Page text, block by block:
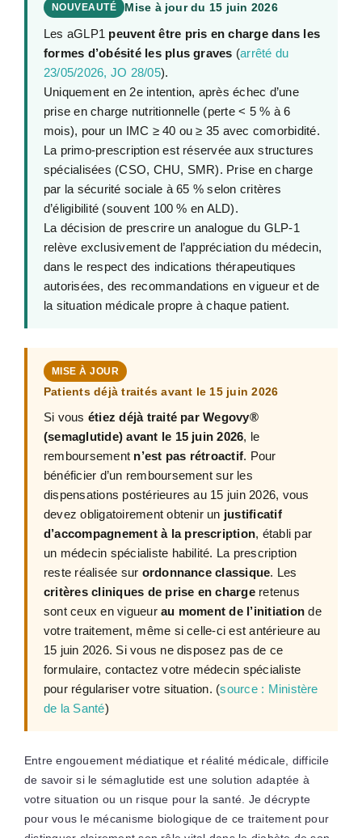
NOUVEAUTÉ Mise à jour du 15 juin 2026
Les aGLP1 peuvent être pris en charge dans les
formes d’obésité les plus graves (arrêté du
23/05/2026, JO 28/05).
Uniquement en 2e intention, après échec d’une
prise en charge nutritionnelle (perte < 5 % à 6
mois), pour un IMC ≥ 40 ou ≥ 35 avec comorbidité.
La primo-prescription est réservée aux structures
spécialisées (CSO, CHU, SMR). Prise en charge
par la sécurité sociale à 65 % selon critères
d’éligibilité (souvent 100 % en ALD).
La décision de prescrire un analogue du GLP-1
relève exclusivement de l’appréciation du médecin,
dans le respect des indications thérapeutiques
autorisées, des recommandations en vigueur et de
la situation médicale propre à chaque patient.
MISE À JOUR
Patients déjà traités avant le 15 juin 2026
Si vous étiez déjà traité par Wegovy®
(semaglutide) avant le 15 juin 2026, le
remboursement n’est pas rétroactif. Pour
bénéficier d’un remboursement sur les
dispensations postérieures au 15 juin 2026, vous
devez obligatoirement obtenir un justificatif
d’accompagnement à la prescription, établi par
un médecin spécialiste habilité. La prescription
reste réalisée sur ordonnance classique. Les
critères cliniques de prise en chargeretenus
sont ceux en vigueurau moment de l’initiation de
votre traitement, même si celle-ci est antérieure au
15 juin 2026. Si vous ne disposez pas de ce
formulaire, contactez votre médecin spécialiste
pour régulariser votre situation. (source : Ministère
de la Santé)
Entre engouement médiatique et réalité médicale, difficile
de savoir si le sémaglutide est une solution adaptée à
votre situation ou un risque pour la santé. Je décrypte
pour vous le mécanisme biologique de ce traitement pour